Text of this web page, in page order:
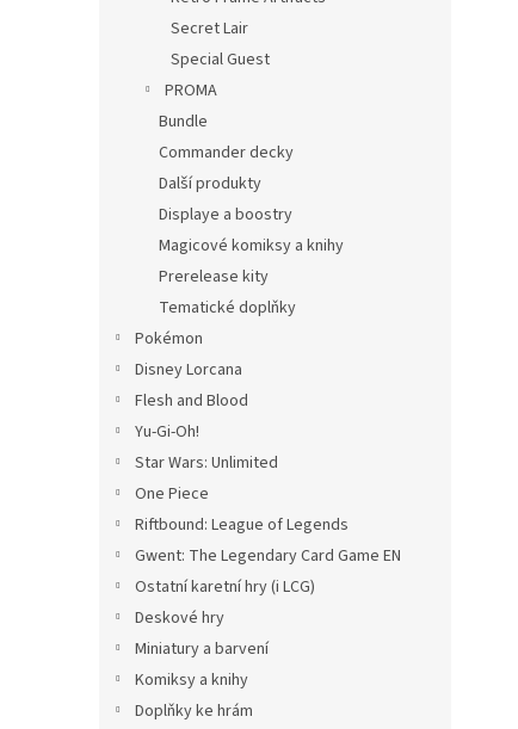
Secret Lair
Special Guest
PROMA
Bundle
Commander decky
Další produkty
Displaye a boostry
Magicové komiksy a knihy
Prerelease kity
Tematické doplňky
Pokémon
Disney Lorcana
Flesh and Blood
Yu-Gi-Oh!
Star Wars: Unlimited
One Piece
Riftbound: League of Legends
Gwent: The Legendary Card Game EN
Ostatní karetní hry (i LCG)
Deskové hry
Miniatury a barvení
Komiksy a knihy
Doplňky ke hrám